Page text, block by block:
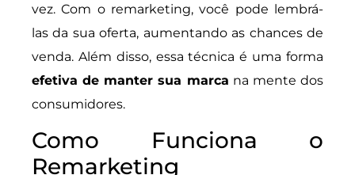
vez. Com o remarketing, você pode lembrá-
las da sua oferta, aumentando as chances de
venda. Além disso, essa técnica é uma forma
efetiva de manter sua marca na mente dos
consumidores.
Como Funciona o
Remarketing